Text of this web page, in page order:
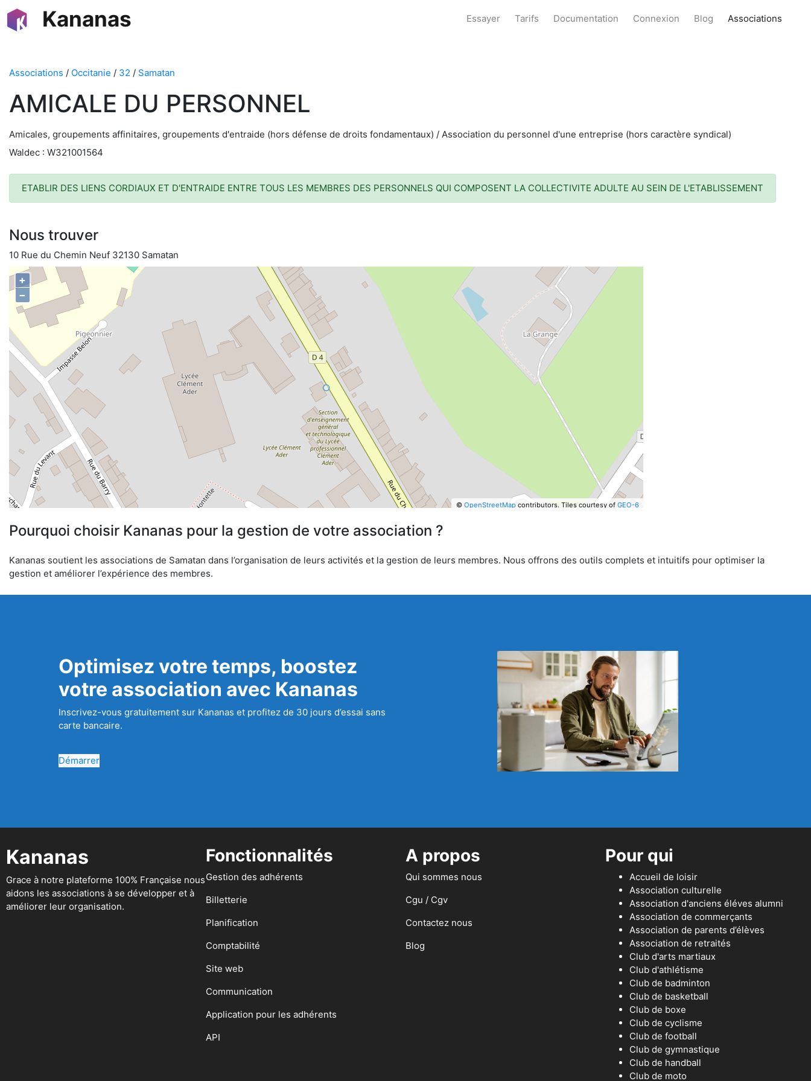
Kananas Essayer Tarifs Documentation Connexion Blog Associations
Associations / Occitanie / 32 / Samatan
AMICALE DU PERSONNEL
Amicales, groupements affinitaires, groupements d'entraide (hors défense de droits fondamentaux) / Association du personnel d'une entreprise (hors caractère syndical)
Waldec : W321001564
ETABLIR DES LIENS CORDIAUX ET D'ENTRAIDE ENTRE TOUS LES MEMBRES DES PERSONNELS QUI COMPOSENT LA COLLECTIVITE ADULTE AU SEIN DE L'ETABLISSEMENT
Nous trouver
10 Rue du Chemin Neuf 32130 Samatan
+
−
© OpenStreetMapcontributors. Tiles courtesy of GEO-6
Pourquoi choisir Kananas pour la gestion de votre association ?
Kananas soutient les associations de Samatan dans l’organisation de leurs activités et la gestion de leurs membres. Nous offrons des outils complets et intuitifs pour optimiser la
gestion et améliorer l’expérience des membres.
Optimisez votre temps, boostez
votre association avec Kananas
Inscrivez-vous gratuitement sur Kananas et profitez de 30 jours d’essai sans
carte bancaire.
Démarrer
Kananas
Grace à notre plateforme 100% Française nous
aidons les associations à se développer et à
améliorer leur organisation.
Fonctionnalités
Gestion des adhérents
Billetterie
Planification
Comptabilité
Site web
Communication
Application pour les adhérents
API
A propos
Qui sommes nous
Cgu / Cgv
Contactez nous
Blog
Pour qui
Accueil de loisir
Association culturelle
Association d'anciens éléves alumni
Association de commerçants
Association de parents d’élèves
Association de retraités
Club d'arts martiaux
Club d'athlétisme
Club de badminton
Club de basketball
Club de boxe
Club de cyclisme
Club de football
Club de gymnastique
Club de handball
Club de moto